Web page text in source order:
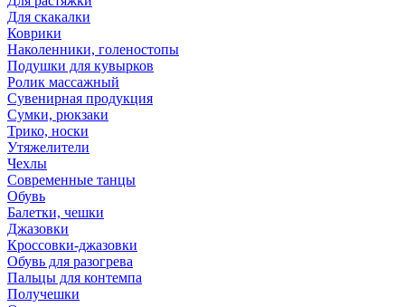
Для скакалки
Коврики
Наколенники, голеностопы
Подушки для кувырков
Ролик массажный
Сувенирная продукция
Сумки, рюкзаки
Трико, носки
Утяжелители
Чехлы
Современные танцы
Обувь
Балетки, чешки
Джазовки
Кроссовки-джазовки
Обувь для разогрева
Пальцы для контемпа
Получешки